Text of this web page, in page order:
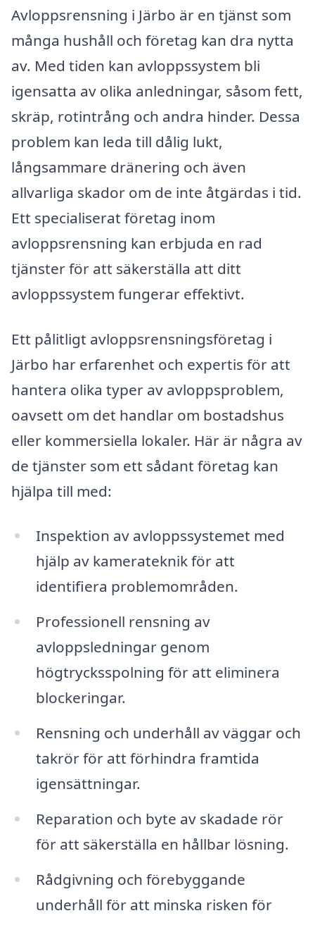
Avloppsrensning i Järbo är en tjänst som
många hushåll och företag kan dra nytta
av. Med tiden kan avloppssystem bli
igensatta av olika anledningar, såsom fett,
skräp, rotintrång och andra hinder. Dessa
problem kan leda till dålig lukt,
långsammare dränering och även
allvarliga skador om de inte åtgärdas i tid.
Ett specialiserat företag inom
avloppsrensning kan erbjuda en rad
tjänster för att säkerställa att ditt
avloppssystem fungerar effektivt.
Ett pålitligt avloppsrensningsföretag i
Järbo har erfarenhet och expertis för att
hantera olika typer av avloppsproblem,
oavsett om det handlar om bostadshus
eller kommersiella lokaler. Här är några av
de tjänster som ett sådant företag kan
hjälpa till med:
Inspektion av avloppssystemet med
hjälp av kamerateknik för att
identifiera problemområden.
Professionell rensning av
avloppsledningar genom
högtrycksspolning för att eliminera
blockeringar.
Rensning och underhåll av väggar och
takrör för att förhindra framtida
igensättningar.
Reparation och byte av skadade rör
för att säkerställa en hållbar lösning.
Rådgivning och förebyggande
underhåll för att minska risken för